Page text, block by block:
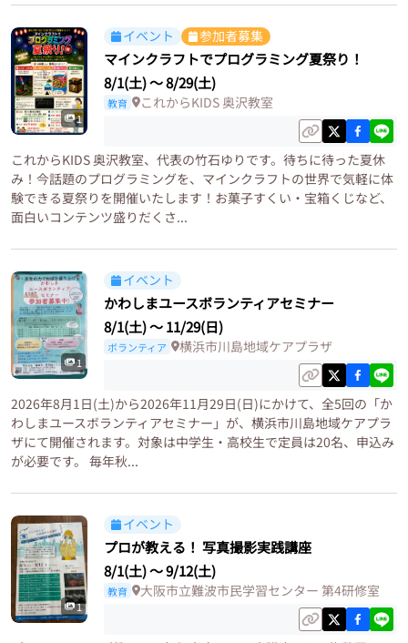
1
イベント 参加者募集
マインクラフトでプログラミング夏祭り！
8/1(土)〜8/29(土)
教育 これからKIDS 奥沢教室
これからKIDS 奥沢教室、代表の竹石ゆりです。待ちに待った夏休
み！今話題のプログラミングを、マインクラフトの世界で気軽に体
験できる夏祭りを開催いたします！お菓子すくい・宝箱くじなど、
面白いコンテンツ盛りだくさ...
1
イベント
かわしまユースボランティアセミナー
8/1(土)〜11/29(日)
ボランティア 横浜市川島地域ケアプラザ
2026年8月1日(土)から2026年11月29日(日)にかけて、全5回の「か
わしまユースボランティアセミナー」が、横浜市川島地域ケアプラ
ザにて開催されます。対象は中学生・高校生で定員は20名、申込み
が必要です。 毎年秋...
1
イベント
プロが教える！ 写真撮影実践講座
8/1(土)〜9/12(土)
教育 大阪市立難波市民学習センター 第4研修室